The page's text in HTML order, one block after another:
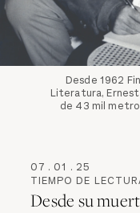
Desde 1962
Literatura, Ernest
de 43 mil
07 . 01 . 25
TIEMPO DE
Desde su